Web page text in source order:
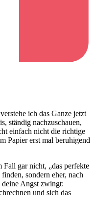
ich das Ganze jetzt
ständig nachzuschauen,
einfach nicht die richtige
Papier erst mal beruhigend
gar nicht, „das perfekte
sondern eher, nach
Angst zwingt:
und sich das